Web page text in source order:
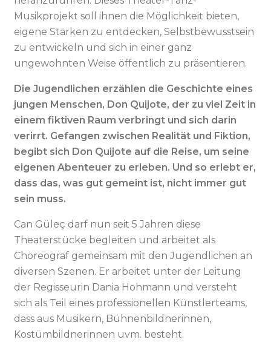
Musikprojekt soll ihnen die Möglichkeit bieten,
eigene Stärken zu entdecken, Selbstbewusstsein
zu entwickeln und sich in einer ganz
ungewohnten Weise öffentlich zu präsentieren.
Die Jugendlichen erzählen die Geschichte eines
jungen Menschen, Don Quijote, der zu viel Zeit in
einem fiktiven Raum verbringt und sich darin
verirrt. Gefangen zwischen Realität und Fiktion,
begibt sich Don Quijote auf die Reise, um seine
eigenen Abenteuer zu erleben. Und so erlebt er,
dass das, was gut gemeint ist, nicht immer gut
sein muss.
Can Güleç darf nun seit 5 Jahren diese
Theaterstücke begleiten und arbeitet als
Choreograf gemeinsam mit den Jugendlichen an
diversen Szenen. Er arbeitet unter der Leitung
der Regisseurin Dania Hohmann und versteht
sich als Teil eines professionellen Künstlerteams,
dass aus Musikern, Bühnenbildnerinnen,
Kostümbildnerinnen uvm. besteht.